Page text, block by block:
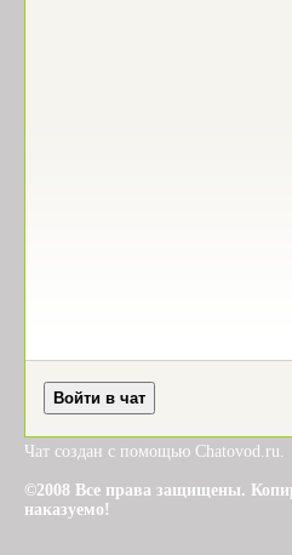
Чат создан с помощью Chatovod.ru.
©2008 Все права защищены.
наказуемо!